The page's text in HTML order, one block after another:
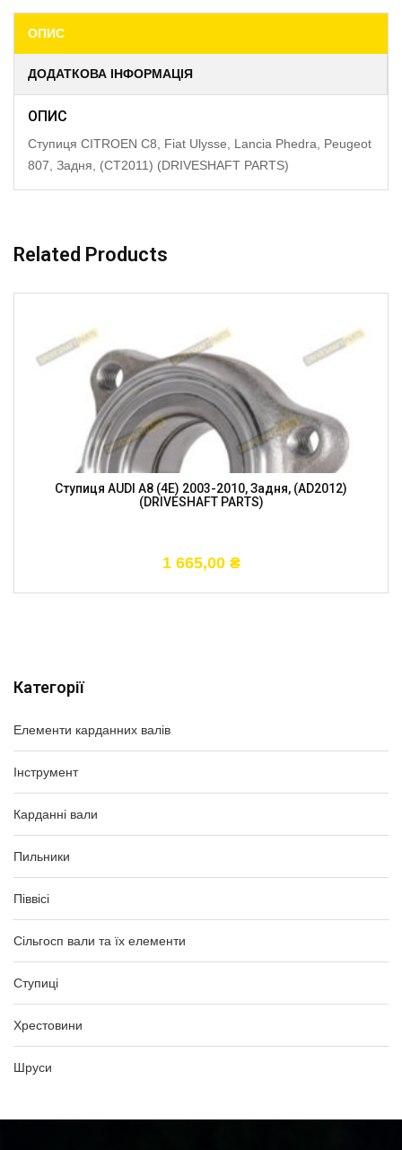
Категорії
Елементи карданних валів
Інструмент
Карданні вали
Пильники
Піввісі
Сільгосп вали та їх елементи
Ступиці
Хрестовини
Шруси
ОПИС
ДОДАТКОВА ІНФОРМАЦІЯ
ОПИС
Ступиця CITROEN C8, Fiat Ulysse, Lancia Phedra, Peugeot
807, Задня, (CT2011) (DRIVESHAFT PARTS)
Related Products
Ступиця AUDI A8 (4E) 2003-2010, Задня, (AD2012)
(DRIVESHAFT PARTS)
1 665,00 ₴